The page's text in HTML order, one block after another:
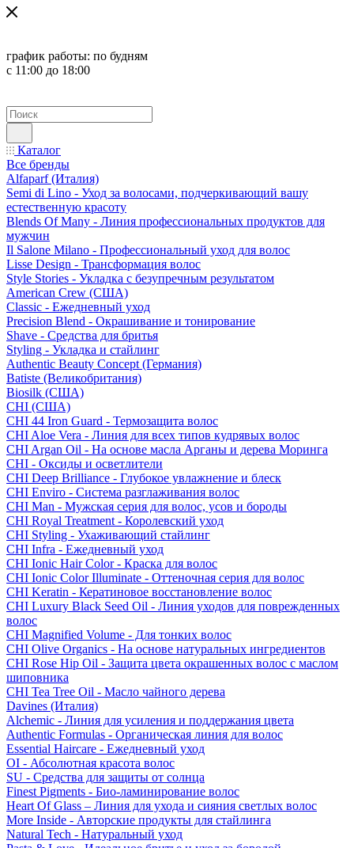
график работы: по будням
с 11:00 до 18:00
Каталог
Все бренды
Alfaparf (Италия)
Semi di Lino - Уход за волосами, подчеркивающий вашу
естественную красоту
Blends Of Many - Линия профессиональных продуктов для
мужчин
Il Salone Milano - Профессиональный уход для волос
Lisse Design - Трансформация волос
Style Stories - Укладка с безупречным результатом
American Crew (США)
Classic - Ежедневный уход
Precision Blend - Окрашивание и тонирование
Shave - Средства для бритья
Styling - Укладка и стайлинг
Authentic Beauty Concept (Германия)
Batiste (Великобритания)
Biosilk (США)
CHI (США)
CHI 44 Iron Guard - Термозащита волос
CHI Aloe Vera - Линия для всех типов кудрявых волос
CHI Argan Oil - На основе масла Арганы и дерева Моринга
CHI - Оксиды и осветлители
CHI Deep Brilliance - Глубокое увлажнение и блеск
CHI Enviro - Система разглаживания волос
CHI Man - Мужская серия для волос, усов и бороды
CHI Royal Treatment - Королевский уход
CHI Styling - Ухаживающий стайлинг
CHI Infra - Ежедневный уход
CHI Ionic Hair Color - Краска для волос
CHI Ionic Color Illuminate - Оттеночная серия для волос
CHI Keratin - Кератиновое восстановление волос
CHI Luxury Black Seed Oil - Линия уходов для поврежденных
волос
CHI Magnified Volume - Для тонких волос
CHI Olive Organics - На основе натуральных ингредиентов
CHI Rose Hip Oil - Защита цвета окрашенных волос с маслом
шиповника
CHI Tea Tree Oil - Масло чайного дерева
Davines (Италия)
Alchemic - Линия для усиления и поддержания цвета
Authentic Formulas - Органическая линия для волос
Essential Haircare - Eжедневный уход
OI - Абсолютная красота волос
SU - Средства для защиты от солнца
Finest Pigments - Био-ламинирование волос
Heart Of Glass – Линия для ухода и сияния светлых волос
More Inside - Авторские продукты для стайлинга
Natural Tech - Натуральный уход